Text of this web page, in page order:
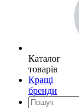
Каталог
товарів
Кращі
бренди